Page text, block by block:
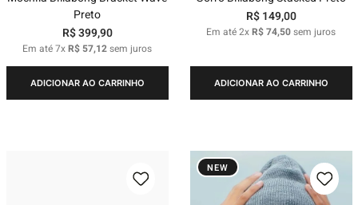
Preto
R$399,90
Em até7xR$ 57,12sem juros
ADICIONAR AO CARRINHO
R$ 149,00
Em até2xR$74,50sem juros
ADICIONAR AO CARRINHO
NEW